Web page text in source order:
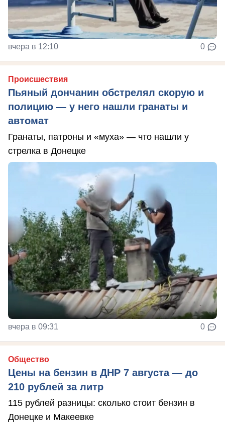
вчера в 12:10 0
Происшествия
Пьяный дончанин обстрелял скорую и
полицию — у него нашли гранаты и
автомат
Гранаты, патроны и «муха» — что нашли у
стрелка в Донецке
вчера в 09:31 0
Общество
Цены на бензин в ДНР 7 августа — до
210 рублей за литр
115 рублей разницы: сколько стоит бензин в
Донецке и Макеевке